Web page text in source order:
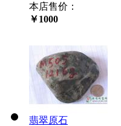
本店售价：
￥1000
翡翠原石